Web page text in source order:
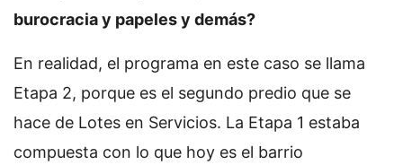
burocracia y papeles y demás?
En realidad, el programa en este caso se llama
Etapa 2, porque es el segundo predio que se
hace de Lotes en Servicios. La Etapa 1 estaba
compuesta con lo que hoy es el barrio